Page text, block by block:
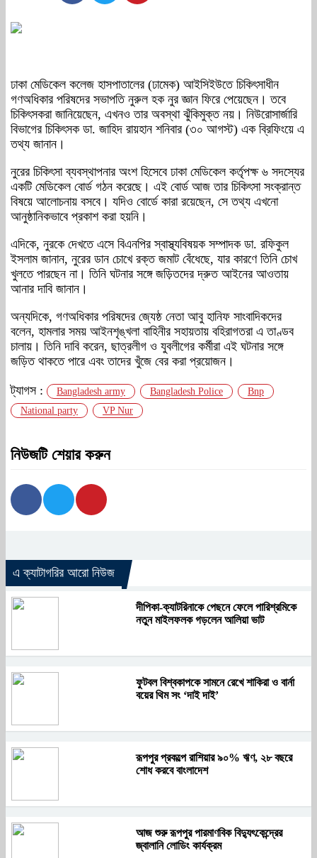
ঢাকা মেডিকেল কলেজ হাসপাতালের (ঢামেক) আইসিইউতে চিকিৎসাধীন
গণঅধিকার পরিষদের সভাপতি নুরুল হক নুর জ্ঞান ফিরে পেয়েছেন। তবে
চিকিৎসকরা জানিয়েছেন, এখনও তার অবস্থা ঝুঁকিমুক্ত নয়। নিউরোসার্জারি
বিভাগের চিকিৎসক ডা. জাহিদ রায়হান শনিবার (৩০ আগস্ট) এক ব্রিফিংয়ে এ
তথ্য জানান।
নুরের চিকিৎসা ব্যবস্থাপনার অংশ হিসেবে ঢাকা মেডিকেল কর্তৃপক্ষ ৬ সদস্যের
একটি মেডিকেল বোর্ড গঠন করেছে। এই বোর্ড আজ তার চিকিৎসা সংক্রান্ত
বিষয়ে আলোচনায় বসবে। যদিও বোর্ডে কারা রয়েছেন, সে তথ্য এখনো
আনুষ্ঠানিকভাবে প্রকাশ করা হয়নি।
এদিকে, নুরকে দেখতে এসে বিএনপির স্বাস্থ্যবিষয়ক সম্পাদক ডা. রফিকুল
ইসলাম জানান, নুরের ডান চোখে রক্ত জমাট বেঁধেছে, যার কারণে তিনি চোখ
খুলতে পারছেন না। তিনি ঘটনার সঙ্গে জড়িতদের দ্রুত আইনের আওতায়
আনার দাবি জানান।
অন্যদিকে, গণঅধিকার পরিষদের জ্যেষ্ঠ নেতা আবু হানিফ সাংবাদিকদের
বলেন, হামলার সময় আইনশৃঙ্খলা বাহিনীর সহায়তায় বহিরাগতরা এ তাণ্ডব
চালায়। তিনি দাবি করেন, ছাত্রলীগ ও যুবলীগের কর্মীরা এই ঘটনার সঙ্গে
জড়িত থাকতে পারে এবং তাদের খুঁজে বের করা প্রয়োজন।
ট্যাগস : Bangladesh army Bangladesh Police
Bnp
National party
VP Nur
নিউজটি শেয়ার করুন
এ ক্যাটাগরির আরো নিউজ
দীপিকা-ক্যাটরিনাকে পেছনে ফেলে পারিশ্রমিকে
নতুন মাইলফলক গড়লেন আলিয়া ভাট
ফুটবল বিশ্বকাপকে সামনে রেখে শাকিরা ও বার্না
বয়ের থিম সং ‘দাই দাই’
রূপপুর প্রকল্পে রাশিয়ার ৯০% ঋণ, ২৮ বছরে
শোধ করবে বাংলাদেশ
আজ শুরু রূপপুর পারমাণবিক বিদ্যুৎকেন্দ্রের
জ্বালানি লোডিং কার্যক্রম